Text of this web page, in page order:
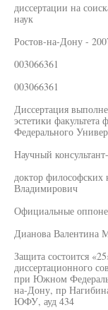
диссертации на
наук
Ростов-на-Дону -
003066361
003066361
Диссертация
эстетики
Федерального
Научный
доктор философских
Владимирович
Официальные
Дианова Валентина
Защита состоится
диссертационного
при Южном
на-Дону, пр
ЮФУ, ауд 434